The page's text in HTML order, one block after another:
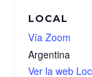
LOCAL
Vía Zoom
Argentina
Ver la web